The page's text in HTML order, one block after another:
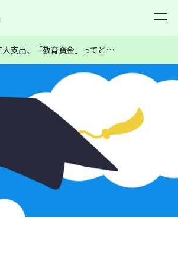
人生の三大支出、「教育資金」ってどのくらいかかるの？